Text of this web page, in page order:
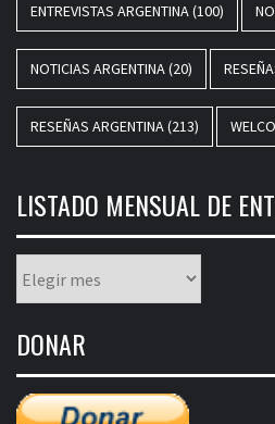
ENTREVISTAS ARGENTINA(100)
NOTICIAS ARGENTINA(20)
RESEÑAS ARGENTINA(213)
LISTADO MENSUAL DE
mensual
entradas
DONAR